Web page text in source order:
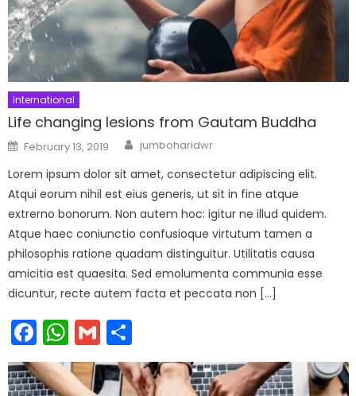
International
Life changing lesions from Gautam Buddha
Posted
on
February 13, 2019 Author
jumboharidwr
Lorem ipsum dolor sit amet, consectetur adipiscing elit.
Atqui eorum nihil est eius generis, ut sit in fine atque
extrerno bonorum. Non autem hoc: igitur ne illud quidem.
Atque haec coniunctio confusioque virtutum tamen a
philosophis ratione quadam distinguitur. Utilitatis causa
amicitia est quaesita. Sed emolumenta communia esse
dicuntur, recte autem facta et peccata non […]
Facebook
WhatsApp
Gmail